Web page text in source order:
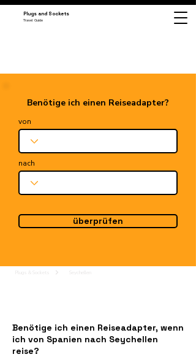
Plugs and Sockets
Travel Guide
Benötige ich einen Reiseadapter?
von
nach
überprüfen
Benötige ich einen Reiseadapter, wenn
ich von Spanien nach Seychellen
reise?